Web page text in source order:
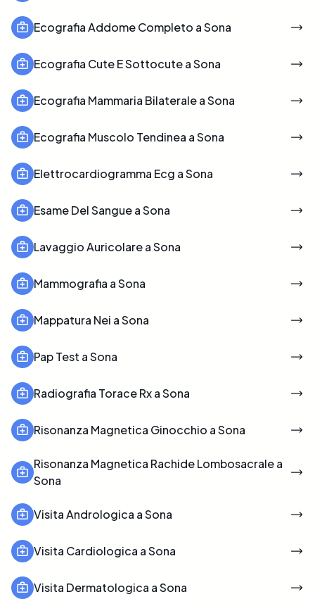
Ecografia Addome Completo a Sona
Ecografia Cute E Sottocute a Sona
Ecografia Mammaria Bilaterale a Sona
Ecografia Muscolo Tendinea a Sona
Elettrocardiogramma Ecg a Sona
Esame Del Sangue a Sona
Lavaggio Auricolare a Sona
Mammografia a Sona
Mappatura Nei a Sona
Pap Test a Sona
Radiografia Torace Rx a Sona
Risonanza Magnetica Ginocchio a Sona
Risonanza Magnetica Rachide Lombosacrale a
Sona
Visita Andrologica a Sona
Visita Cardiologica a Sona
Visita Dermatologica a Sona